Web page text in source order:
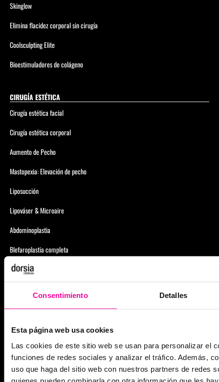
Consentimiento Detalles
Esta página web usa cookies
Las cookies de este sitio web se usan para personalizar el
funciones de redes sociales y analizar el tráfico. Además,
uso que haga del sitio web con nuestros partners de redes
quienes pueden combinarla con otra información que les
Skinglow
Elimina flacidez corporal sin cirugía
Coolsculpting Elite
Bioestimuladores de colágeno
CIRUGÍA ESTÉTICA
Cirugía estética facial
Cirugía estética corporal
Aumento de Pecho
Mastopexia: Elevación de pecho
Liposucción
Lipováser & Microaire
Abdominoplastia
Blefaroplastia completa
Cambio de Prótesis
Rinoplastia Ultrasónica
Lipedema
PERDER PESO
Balón Gástrico